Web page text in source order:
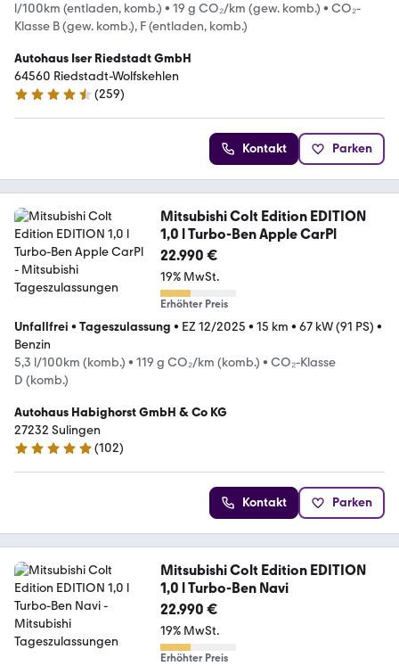
l/100km (entladen, komb.) • 19 g CO₂/km (gew. komb.) • CO₂-
Klasse B (gew. komb.), F (entladen, komb.)
Autohaus Iser Riedstadt GmbH
64560 Riedstadt-Wolfskehlen
4.7 Sterne
(259)
Kontakt Parken
Mitsubishi Colt Edition EDITION
1,0 l Turbo-Ben Apple CarPl
22.990 €
19% MwSt.
Erhöhter Preis
Unfallfrei • Tageszulassung • EZ 12/2025 • 15 km • 67 kW (91 PS) •
Benzin
5,3 l/100km (komb.) • 119 g CO₂/km (komb.) • CO₂-Klasse
D (komb.)
Autohaus Habighorst GmbH & Co KG
27232 Sulingen
5 Sterne
(102)
Kontakt Parken
Mitsubishi Colt Edition EDITION
1,0 l Turbo-Ben Navi
22.990 €
19% MwSt.
Erhöhter Preis